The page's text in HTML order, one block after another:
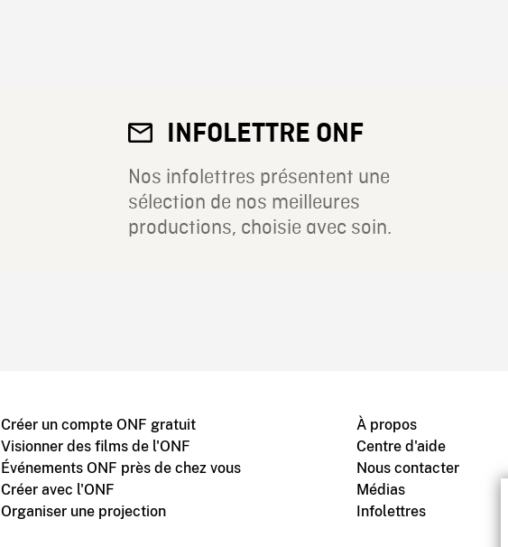
INFOLETTRE ONF
Nos infolettres présentent une
sélection de nos meilleures
productions, choisie avec soin.
Créer un compte ONF gratuit
Visionner des films de l'ONF
Événements ONF près de chez vous
Créer avec l'ONF
Organiser une projection
À propos
Centre d'aide
Nous contacter
Médias
Infolettres